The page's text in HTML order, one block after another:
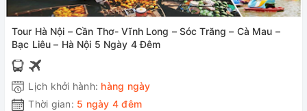
Tour Hà Nội – Cần Thơ- Vĩnh Long – Sóc Trăng – Cà Mau –
Bạc Liêu – Hà Nội 5 Ngày 4 Đêm
Lịch khởi hành: hàng ngày
Thời gian: 5 ngày 4 đêm